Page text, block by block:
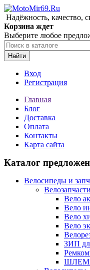
Надёжность, качество,
Корзина ждет
Выберите любое
Найти
Вход
Регистрация
Главная
Блог
Доставка
Оплата
Контакты
Карта сайта
Каталог
Велосипеды и
Велозапчасти
Вело
Вело
Вело
Вело
ЗИП